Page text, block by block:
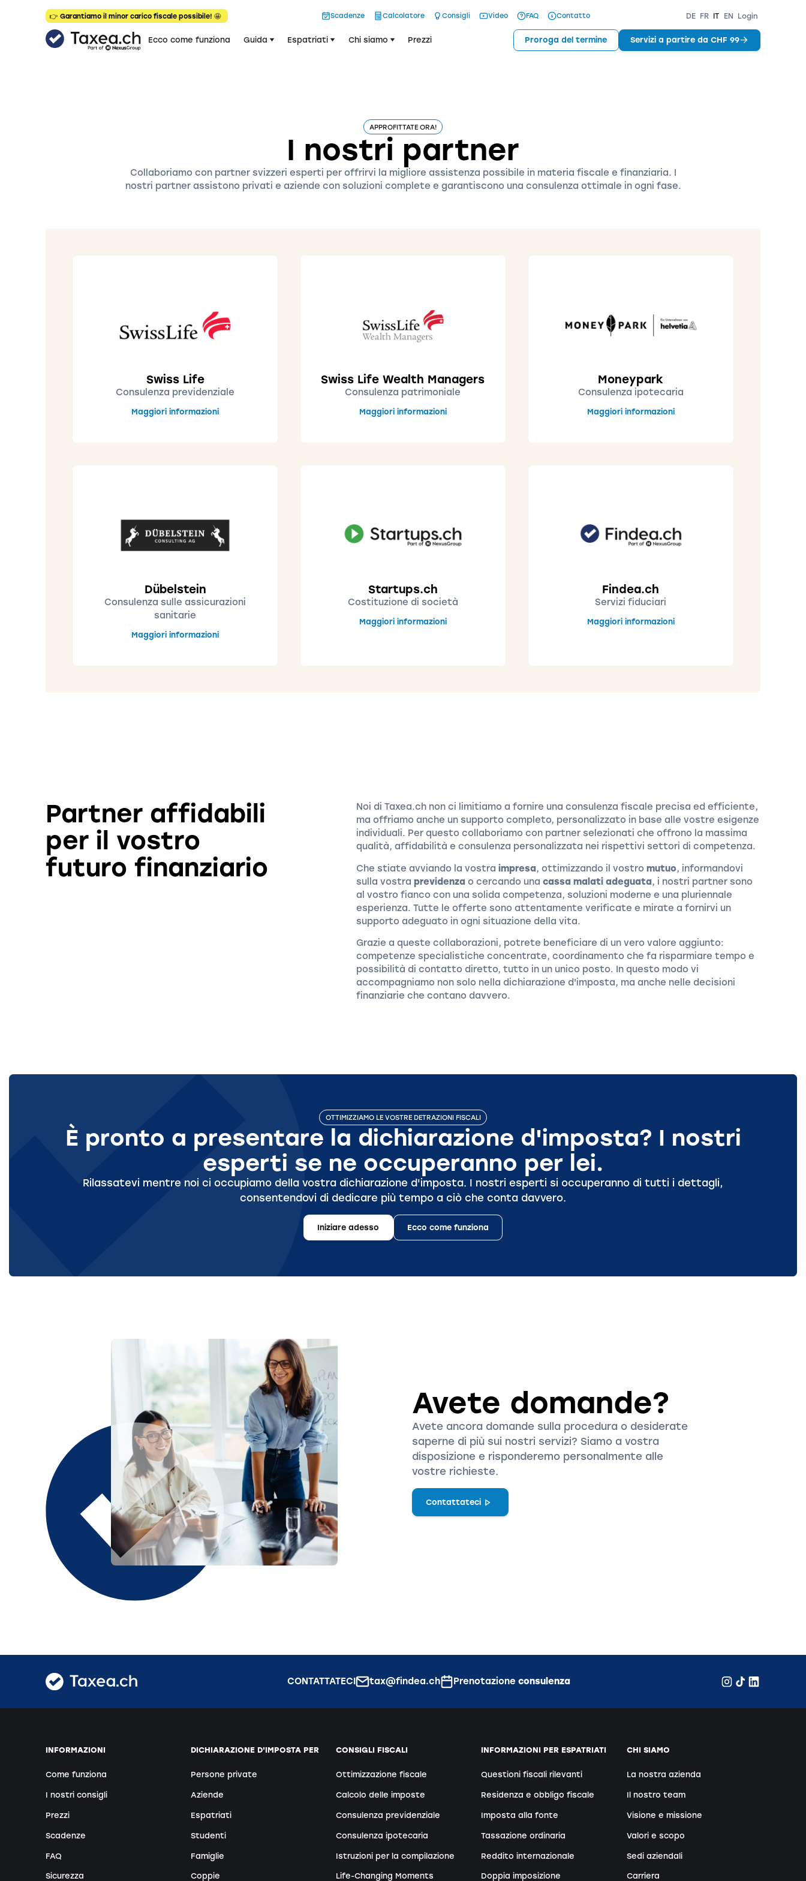
👉 Garantiamo il minor carico fiscale possibile! 🤩 Scadenze Calcolatore Consigli Video FAQ Contatto DE FR IT EN Login
Ecco come funziona Guida Espatriati Chi siamo Prezzi Proroga del termine Servizi a partire da CHF 99
APPROFITTATE ORA!
I nostri partner
Collaboriamo con partner svizzeri esperti per offrirvi la migliore assistenza possibile in materia fiscale e finanziaria. I
nostri partner assistono privati e aziende con soluzioni complete e garantiscono una consulenza ottimale in ogni fase.
Swiss Life
Consulenza previdenziale
Maggiori informazioni
Swiss Life Wealth Managers
Consulenza patrimoniale
Maggiori informazioni
Moneypark
Consulenza ipotecaria
Maggiori informazioni
Dübelstein
Consulenza sulle assicurazioni
sanitarie
Maggiori informazioni
Startups.ch
Costituzione di società
Maggiori informazioni
Findea.ch
Servizi fiduciari
Maggiori informazioni
Partner affidabili
per il vostro
futuro finanziario
Noi di Taxea.ch non ci limitiamo a fornire una consulenza fiscale precisa ed efficiente,
ma offriamo anche un supporto completo, personalizzato in base alle vostre esigenze
individuali. Per questo collaboriamo con partner selezionati che offrono la massima
qualità, affidabilità e consulenza personalizzata nei rispettivi settori di competenza.
Che stiate avviando la vostraimpresa, ottimizzando il vostromutuo, informandovi
sulla vostraprevidenza o cercando unacassa malati adeguata, i nostri partner sono
al vostro fianco con una solida competenza, soluzioni moderne e una pluriennale
esperienza. Tutte le offerte sono attentamente verificate e mirate a fornirvi un
supporto adeguato in ogni situazione della vita.
Grazie a queste collaborazioni, potrete beneficiare di un vero valore aggiunto:
competenze specialistiche concentrate, coordinamento che fa risparmiare tempo e
possibilità di contatto diretto, tutto in un unico posto. In questo modo vi
accompagniamo non solo nella dichiarazione d'imposta, ma anche nelle decisioni
finanziarie che contano davvero.
OTTIMIZZIAMO LE VOSTRE DETRAZIONI FISCALI
È pronto a presentare la dichiarazione d'imposta? I nostri
esperti se ne occuperanno per lei.
Rilassatevi mentre noi ci occupiamo della vostra dichiarazione d'imposta. I nostri esperti si occuperanno di tutti i dettagli,
consentendovi di dedicare più tempo a ciò che conta davvero.
Iniziare adesso Ecco come funziona
Avete domande?
Avete ancora domande sulla procedura o desiderate
saperne di più sui nostri servizi? Siamo a vostra
disposizione e risponderemo personalmente alle
vostre richieste.
Contattateci
CONTATTATECI tax@findea.ch Prenotazione consulenza
INFORMAZIONI
Come funziona
I nostri consigli
Prezzi
Scadenze
FAQ
Sicurezza
DICHIARAZIONE D'IMPOSTA PER
Persone private
Aziende
Espatriati
Studenti
Famiglie
Coppie
CONSIGLI FISCALI
Ottimizzazione fiscale
Calcolo delle imposte
Consulenza previdenziale
Consulenza ipotecaria
Istruzioni per la compilazione
Life-Changing Moments
INFORMAZIONI PER ESPATRIATI
Questioni fiscali rilevanti
Residenza e obbligo fiscale
Imposta alla fonte
Tassazione ordinaria
Reddito internazionale
Doppia imposizione
CHI SIAMO
La nostra azienda
Il nostro team
Visione e missione
Valori e scopo
Sedi aziendali
Carriera